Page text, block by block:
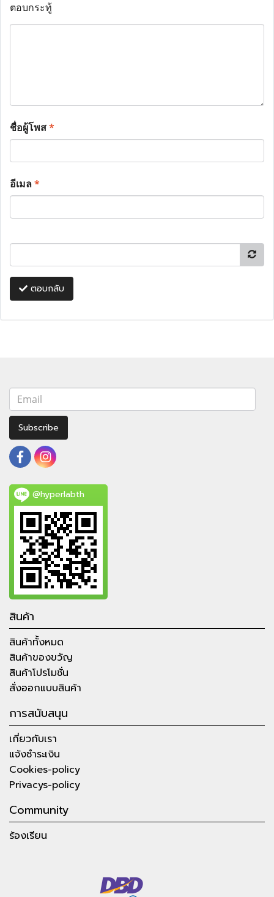
ตอบกระทู้
ชื่อผู้โพส*
อีเมล*
ตอบกลับ
Subscribe
@hyperlabth
สินค้า
สินค้าทั้งหมด
สินค้าของขวัญ
สินค้าโปรโมชั่น
สั่งออกแบบสินค้า
การสนับสนุน
เกี่ยวกับเรา
แจ้งชำระเงิน
Cookies-policy
Privacys-policy
Community
ร้องเรียน